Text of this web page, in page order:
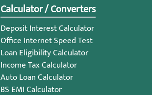
Calculator / Converters
Deposit Interest Calculator
Office Internet Speed Test
Loan Eligibility Calculator
Income Tax Calculator
Auto Loan Calculator
BS EMI Calculator